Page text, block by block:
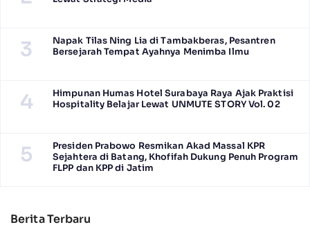
3
Napak Tilas Ning Lia di Tambakberas, Pesantren
Bersejarah Tempat Ayahnya Menimba Ilmu
4
Himpunan Humas Hotel Surabaya Raya Ajak Praktisi
Hospitality Belajar Lewat UNMUTE STORY Vol. 02
5
Presiden Prabowo Resmikan Akad Massal KPR
Sejahtera di Batang, Khofifah Dukung Penuh Program
FLPP dan KPP di Jatim
Berita Terbaru